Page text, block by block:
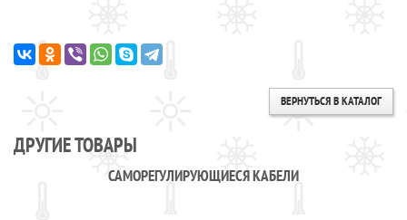
ВЕРНУТЬСЯ В КАТАЛОГ
ДРУГИЕ ТОВАРЫ
САМОРЕГУЛИРУЮЩИЕСЯ КАБЕЛИ